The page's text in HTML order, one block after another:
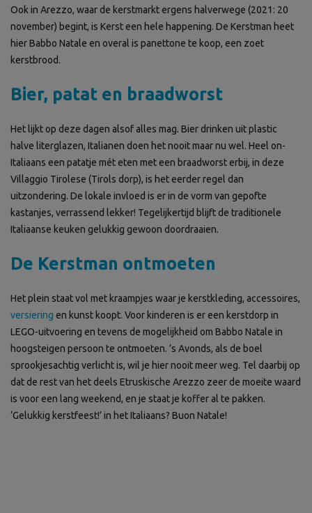
Ook in Arezzo, waar de kerstmarkt ergens halverwege (2021: 20
november) begint, is Kerst een hele happening. De Kerstman heet
hier Babbo Natale en overal is panettone te koop, een zoet
kerstbrood.
Bier, patat en braadworst
Het lijkt op deze dagen alsof alles mag. Bier drinken uit plastic
halve literglazen, Italianen doen het nooit maar nu wel. Heel on-
Italiaans een patatje mét eten met een braadworst erbij, in deze
Villaggio Tirolese (Tirols dorp), is het eerder regel dan
uitzondering. De lokale invloed is er in de vorm van gepofte
kastanjes, verrassend lekker! Tegelijkertijd blijft de traditionele
Italiaanse keuken gelukkig gewoon doordraaien.
De Kerstman ontmoeten
Het plein staat vol met kraampjes waar je kerstkleding, accessoires,
versiering en kunst koopt. Voor kinderen is er een kerstdorp in
LEGO-uitvoering en tevens de mogelijkheid om Babbo Natale in
hoogsteigen persoon te ontmoeten. ’s Avonds, als de boel
sprookjesachtig verlicht is, wil je hier nooit meer weg. Tel daarbij op
dat de rest van het deels Etruskische Arezzo zeer de moeite waard
is voor een lang weekend, en je staat je koffer al te pakken.
‘Gelukkig kerstfeest!’ in het Italiaans? Buon Natale!